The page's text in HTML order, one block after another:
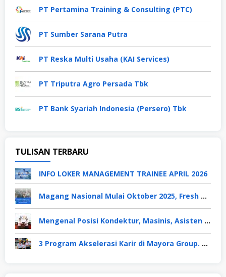
PT Pertamina Training & Consulting (PTC)
PT Sumber Sarana Putra
PT Reska Multi Usaha (KAI Services)
PT Triputra Agro Persada Tbk
PT Bank Syariah Indonesia (Persero) Tbk
TULISAN TERBARU
INFO LOKER MANAGEMENT TRAINEE APRIL 2026
Magang Nasional Mulai Oktober 2025, Fresh Graduate Dapat Gaji UMP Selama 6 Bulan
Mengenal Posisi Kondektur, Masinis, Asisten PPKA, Pemeliharaan Sarana dan Prasarana, Polsuska (Polisi Khusus Kereta Api), di PT KAI
3 Program Akselerasi Karir di Mayora Group. Apa Saja? Berikut Penjelasannya